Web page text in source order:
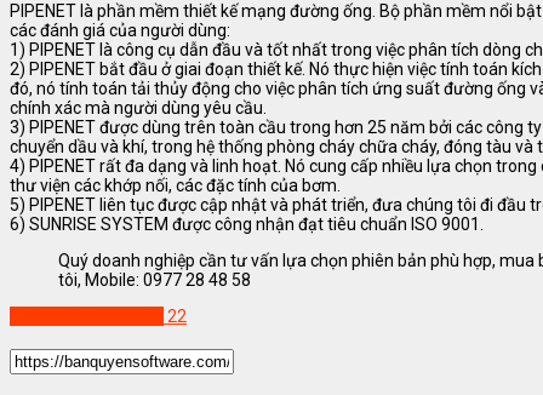
PIPENET là phần mềm thiết kế mạng đường ống. Bộ phần mềm nổi
các đánh giá của người dùng:
1) PIPENET là công cụ dẫn đầu và tốt nhất trong việc phân tích dòng
2) PIPENET bắt đầu ở giai đoạn thiết kế. Nó thực hiện việc tính toán
đó, nó tính toán tải thủy động cho việc phân tích ứng suất đường ống
chính xác mà người dùng yêu cầu.
3) PIPENET được dùng trên toàn cầu trong hơn 25 năm bởi các công
chuyển dầu và khí, trong hệ thống phòng cháy chữa cháy, đóng tàu
4) PIPENET rất đa dạng và linh hoạt. Nó cung cấp nhiều lựa chọn
thư viện các khớp nối, các đặc tính của bơm.
5) PIPENET liên tục được cập nhật và phát triển, đưa chúng tôi đi đầu
6) SUNRISE SYSTEM được công nhận đạt tiêu chuẩn ISO 9001.
Quý doanh nghiệp cần tư vấn lựa chọn phiên bản phù hợp,
tôi, Mobile: 0977 28 48 58
22